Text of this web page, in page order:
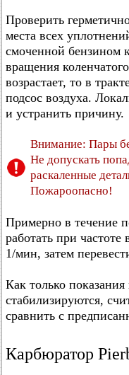
Проверить
места всех
смоченной бензином
вращения
возрастает, то в
подсос воздуха.
и устранить причину.
Внимание: Пары
Не допускать
раскаленные
Пожароопасно!
Примерно в течение
работать при
1/мин, затем
Как только
стабилизируются,
сравнить с
Карбюратор